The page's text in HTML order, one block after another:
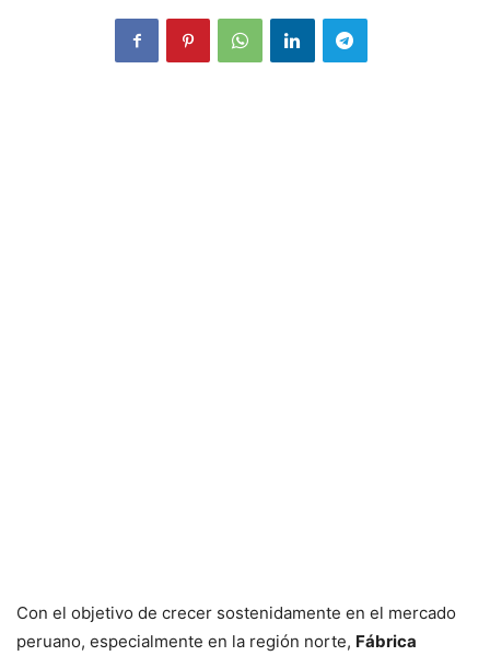
Con el objetivo de crecer sostenidamente en el mercado
peruano, especialmente en la región norte, Fábrica